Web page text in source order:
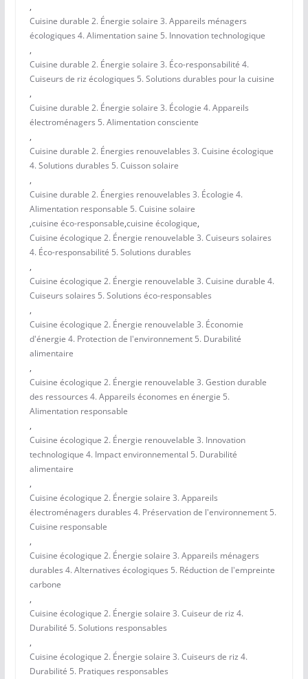
,
Cuisine durable 2. Énergie solaire 3. Appareils ménagers
écologiques 4. Alimentation saine 5. Innovation technologique
,
Cuisine durable 2. Énergie solaire 3. Éco-responsabilité 4.
Cuiseurs de riz écologiques 5. Solutions durables pour la cuisine
,
Cuisine durable 2. Énergie solaire 3. Écologie 4. Appareils
électroménagers 5. Alimentation consciente
,
Cuisine durable 2. Énergies renouvelables 3. Cuisine écologique
4. Solutions durables 5. Cuisson solaire
,
Cuisine durable 2. Énergies renouvelables 3. Écologie 4.
Alimentation responsable 5. Cuisine solaire
,cuisine éco-responsable,cuisine écologique,
Cuisine écologique 2. Énergie renouvelable 3. Cuiseurs solaires
4. Éco-responsabilité 5. Solutions durables
,
Cuisine écologique 2. Énergie renouvelable 3. Cuisine durable 4.
Cuiseurs solaires 5. Solutions éco-responsables
,
Cuisine écologique 2. Énergie renouvelable 3. Économie
d'énergie 4. Protection de l'environnement 5. Durabilité
alimentaire
,
Cuisine écologique 2. Énergie renouvelable 3. Gestion durable
des ressources 4. Appareils économes en énergie 5.
Alimentation responsable
,
Cuisine écologique 2. Énergie renouvelable 3. Innovation
technologique 4. Impact environnemental 5. Durabilité
alimentaire
,
Cuisine écologique 2. Énergie solaire 3. Appareils
électroménagers durables 4. Préservation de l'environnement 5.
Cuisine responsable
,
Cuisine écologique 2. Énergie solaire 3. Appareils ménagers
durables 4. Alternatives écologiques 5. Réduction de l'empreinte
carbone
,
Cuisine écologique 2. Énergie solaire 3. Cuiseur de riz 4.
Durabilité 5. Solutions responsables
,
Cuisine écologique 2. Énergie solaire 3. Cuiseurs de riz 4.
Durabilité 5. Pratiques responsables